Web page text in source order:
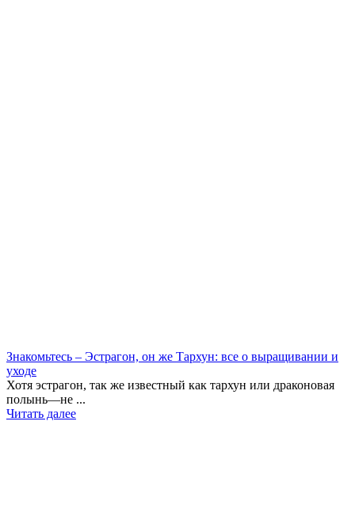
Знакомьтесь – Эстрагон, он же Тархун: все о выращивании и
уходе
Хотя эстрагон, так же известный как тархун или драконовая
полынь—не ...
Читать далее